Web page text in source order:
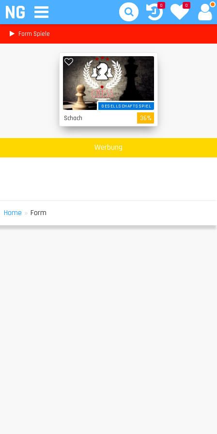
NG 0
0
Form Spiele
GESELLSCHAFTSSPIEL
Schach 36%
Werbung
Home » Form